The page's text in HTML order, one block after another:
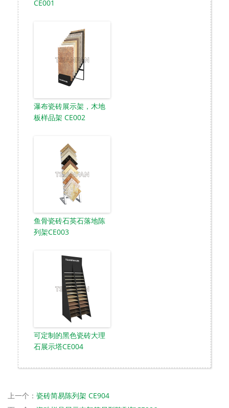
CE001
瀑布瓷砖展示架，木地
板样品架 CE002
鱼骨瓷砖石英石落地陈
列架CE003
可定制的黑色瓷砖大理
石展示塔CE004
上一个： 瓷砖简易陈列架 CE904